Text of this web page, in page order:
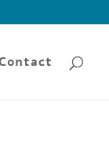
Contact